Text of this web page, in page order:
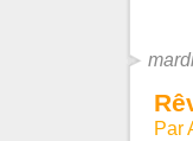
Par